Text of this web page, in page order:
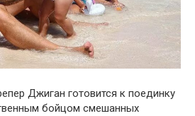
Джиган готовится к поединку
бойцом смешaнных